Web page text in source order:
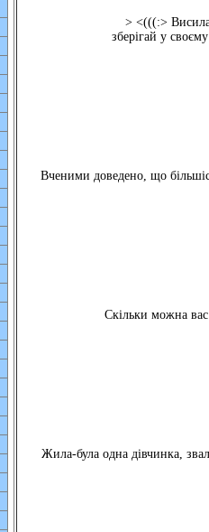
> <(((:>
зберігай у
Вченими доведено, що
Скільки можна
Жила-була одна дівчинка,